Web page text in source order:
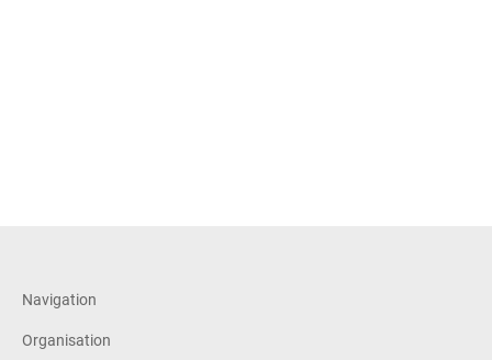
Navigation
Organisation